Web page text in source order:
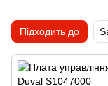
Підходить до